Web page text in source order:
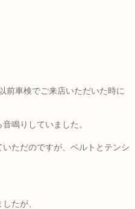
前車検でご来店いただいた時に
鳴りしていました。
ただのですが、ベルトとテンシ
たが、